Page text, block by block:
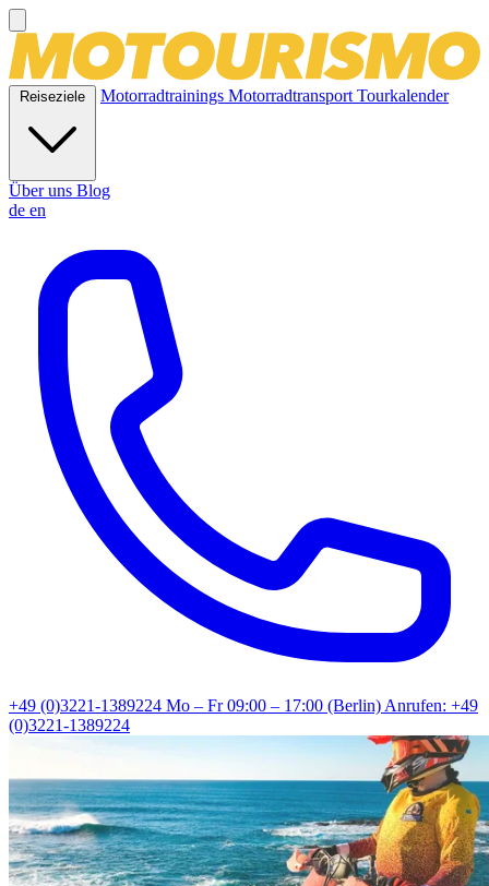
Reiseziele Motorradtrainings MotorradtransportTourkalender
Über uns Blog
de en
+49 (0)3221-1389224 Mo – Fr 09:00 – 17:00 (Berlin)Anrufen: +49
(0)3221-1389224